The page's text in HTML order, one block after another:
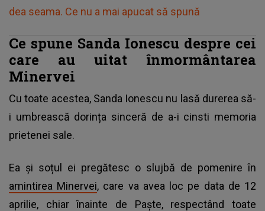
dea seama. Ce nu a mai apucat să spună
Ce spune Sanda Ionescu despre cei
care au uitat înmormântarea
Minervei
Cu toate acestea, Sanda Ionescu nu lasă durerea să-
i umbrească dorința sinceră de a-i cinsti memoria
prietenei sale.
Ea și soțul ei pregătesc o slujbă de pomenire în
amintirea Minervei, care va avea loc pe data de 12
aprilie, chiar înainte de Paște, respectând toate